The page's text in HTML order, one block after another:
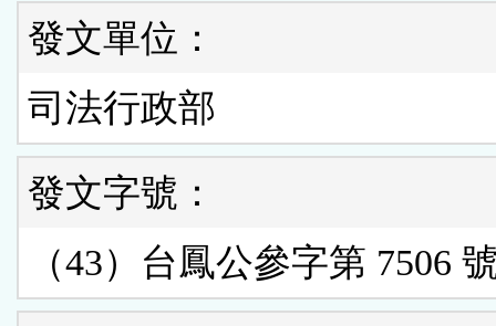
發文單位：
司法行政部
發文字號：
（43）台鳳公參字第 7506